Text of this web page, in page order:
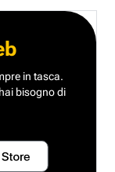
in tasca.
bisogno di